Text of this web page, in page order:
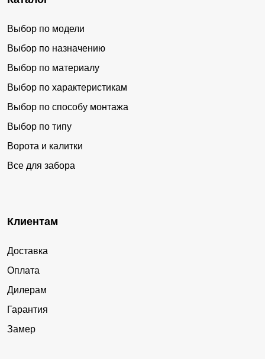
Выбор по модели
Выбор по назначению
Выбор по материалу
Выбор по характеристикам
Выбор по способу монтажа
Выбор по типу
Ворота и калитки
Все для забора
Клиентам
Доставка
Оплата
Дилерам
Гарантия
Замер